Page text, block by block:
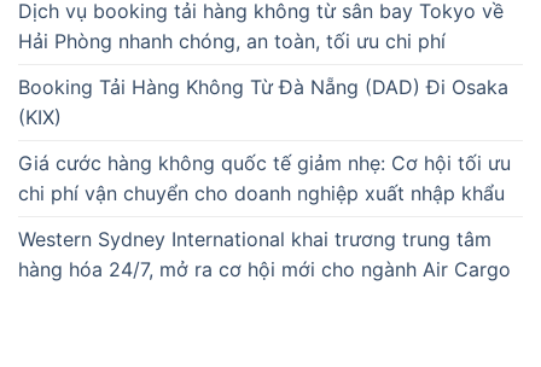
Dịch vụ booking tải hàng không từ sân bay Tokyo về
Hải Phòng nhanh chóng, an toàn, tối ưu chi phí
Booking Tải Hàng Không Từ Đà Nẵng (DAD) Đi Osaka
(KIX)
Giá cước hàng không quốc tế giảm nhẹ: Cơ hội tối ưu
chi phí vận chuyển cho doanh nghiệp xuất nhập khẩu
Western Sydney International khai trương trung tâm
hàng hóa 24/7, mở ra cơ hội mới cho ngành Air Cargo